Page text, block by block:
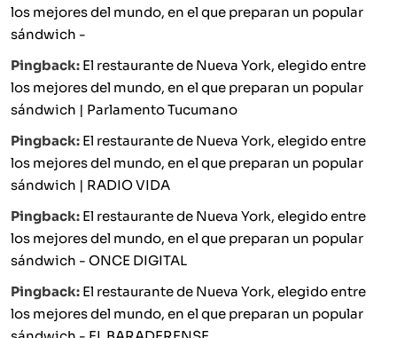
los mejores del mundo, en el que preparan un popular
sándwich -
Pingback: El restaurante de Nueva York, elegido entre
los mejores del mundo, en el que preparan un popular
sándwich | Parlamento Tucumano
Pingback: El restaurante de Nueva York, elegido entre
los mejores del mundo, en el que preparan un popular
sándwich | RADIO VIDA
Pingback: El restaurante de Nueva York, elegido entre
los mejores del mundo, en el que preparan un popular
sándwich - ONCE DIGITAL
Pingback: El restaurante de Nueva York, elegido entre
los mejores del mundo, en el que preparan un popular